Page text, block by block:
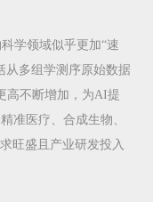
学领域似乎更加“速
从多组学测序原始数据
高不断增加，为AI提
准医疗、合成生物、
旺盛且产业研发投入